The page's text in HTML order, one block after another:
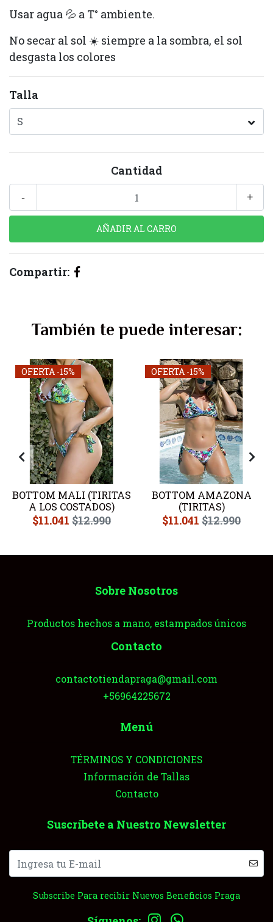
Usar agua 💦 a T° ambiente.
No secar al sol ☀️ siempre a la sombra, el sol
desgasta los colores
Talla
Cantidad
+
-
Compartir:
También te puede interesar:
OFERTA -15%
BOTTOM MALI (TIRITAS
A LOS COSTADOS)
$11.041 $12.990
OFERTA -15%
BOTTOM AMAZONA
(TIRITAS)
$11.041 $12.990
Sobre Nosotros
Productos hechos a mano, estampados únicos
Contacto
contactotiendapraga@gmail.com
+56964225672
Menú
TÉRMINOS Y CONDICIONES
Información de Tallas
Contacto
Suscríbete a Nuestro Newsletter
Subscribe Para recibir Nuevos Beneficios Praga